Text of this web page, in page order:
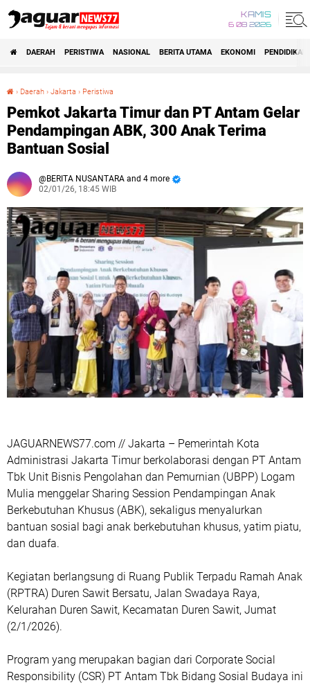
KAMIS
6 08 2026
DAERAH PERISTIWA NASIONAL BERITA UTAMA EKONOMI PENDIDIKAN
› Daerah › Jakarta › Peristiwa
Pemkot Jakarta Timur dan PT Antam Gelar
Pendampingan ABK, 300 Anak Terima
Bantuan Sosial
BERITA NUSANTARA and 4 more
02/01/26, 18:45 WIB
JAGUARNEWS77.com // Jakarta – Pemerintah Kota
Administrasi Jakarta Timur berkolaborasi dengan PT Antam
Tbk Unit Bisnis Pengolahan dan Pemurnian (UBPP) Logam
Mulia menggelar Sharing Session Pendampingan Anak
Berkebutuhan Khusus (ABK), sekaligus menyalurkan
bantuan sosial bagi anak berkebutuhan khusus, yatim piatu,
dan duafa.
‎Kegiatan berlangsung di Ruang Publik Terpadu Ramah Anak
(RPTRA) Duren Sawit Bersatu, Jalan Swadaya Raya,
Kelurahan Duren Sawit, Kecamatan Duren Sawit, Jumat
(2/1/2026).
‎Program yang merupakan bagian dari Corporate Social
Responsibility (CSR) PT Antam Tbk Bidang Sosial Budaya ini